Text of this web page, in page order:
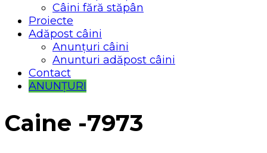
Câini fără stăpân
Proiecte
Adăpost câini
Anunțuri câini
Anunturi adăpost câini
Contact
ANUNȚURI
Caine -7973